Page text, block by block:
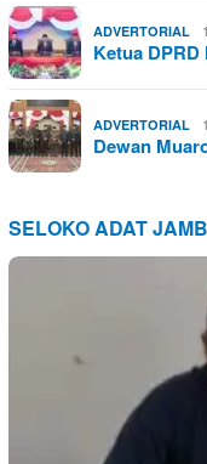
ADVERTORIAL
Ketua
ADVERTORIAL
Dewan
SELOKO ADAT